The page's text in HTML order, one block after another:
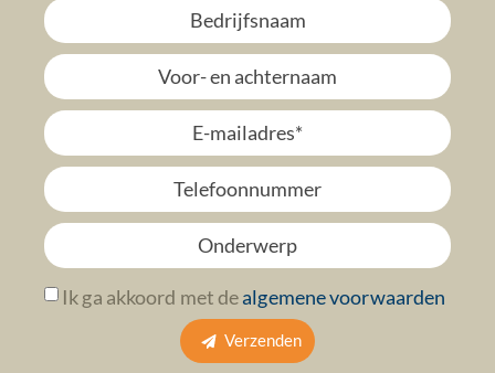
Ik ga akkoord met dealgemene voorwaarden
Verzenden